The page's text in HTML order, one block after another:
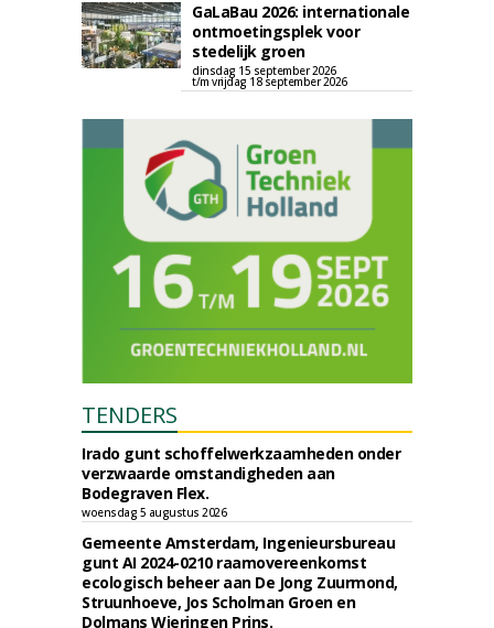
GaLaBau 2026: internationale
ontmoetingsplek voor
stedelijk groen
dinsdag 15 september 2026
t/m vrijdag 18 september 2026
TENDERS
Irado gunt schoffelwerkzaamheden onder
verzwaarde omstandigheden aan
Bodegraven Flex.
woensdag 5 augustus 2026
Gemeente Amsterdam, Ingenieursbureau
gunt AI 2024-0210 raamovereenkomst
ecologisch beheer aan De Jong Zuurmond,
Struunhoeve, Jos Scholman Groen en
Dolmans Wieringen Prins.